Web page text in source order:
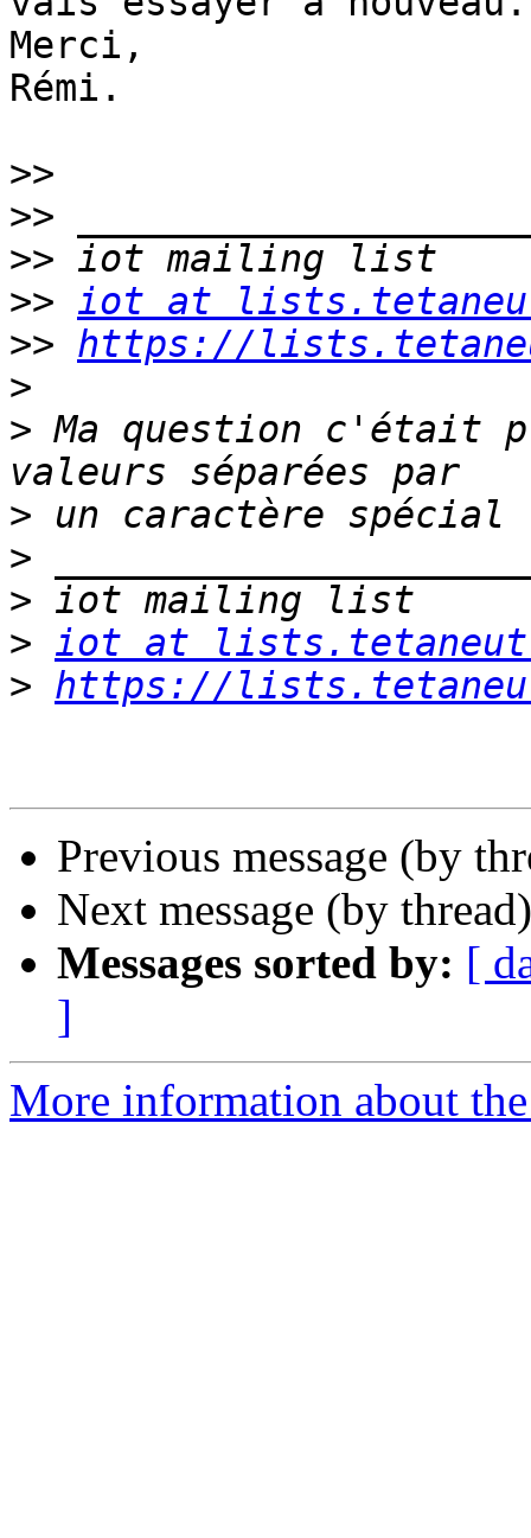
Merci,
Rémi.
>>
>>
>>
>> iot at
>> https://
>
> Ma question c'était
>
>
>
> iot at
> https://
Previous message (by
Next message (by
Messages sorted by: [
]
More information about